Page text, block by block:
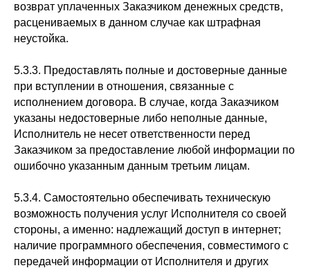
возврат уплаченных Заказчиком денежных средств,
расцениваемых в данном случае как штрафная
неустойка.
5.3.3. Предоставлять полные и достоверные данные
при вступлении в отношения, связанные с
исполнением договора. В случае, когда Заказчиком
указаны недостоверные либо неполные данные,
Исполнитель не несет ответственности перед
Заказчиком за предоставление любой информации по
ошибочно указанным данным третьим лицам.
5.3.4. Самостоятельно обеспечивать техническую
возможность получения услуг Исполнителя со своей
стороны, а именно: надлежащий доступ в интернет;
наличие программного обеспечения, совместимого с
передачей информации от Исполнителя и других